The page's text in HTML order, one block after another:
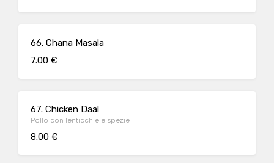
66. Chana Masala
7.00 €
67. Chicken Daal
Pollo con lenticchie e spezie
8.00 €